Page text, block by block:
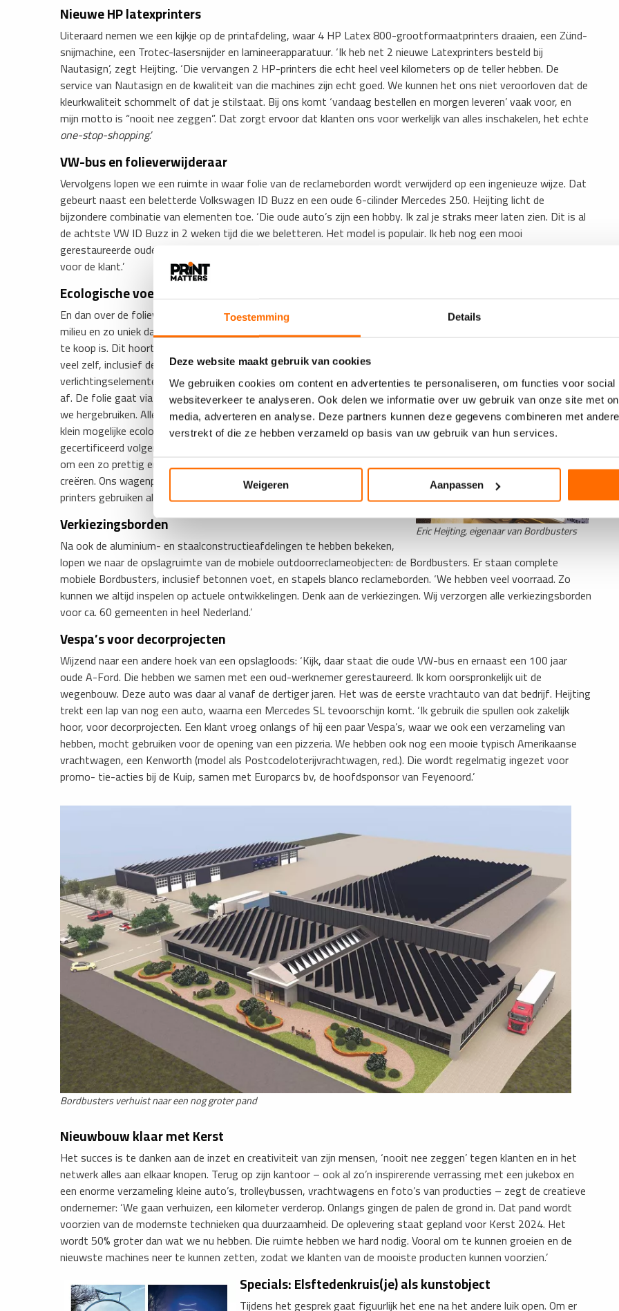
Toestemming Details
Deze website maakt gebruik van cookies
We gebruiken cookies om content en advertenties te personaliseren, om functies voor
websiteverkeer te analyseren. Ook delen we informatie over uw gebruik van onze site met
media, adverteren en analyse. Deze partners kunnen deze gegevens combineren met
verstrekt of die ze hebben verzameld op basis van uw gebruik van hun services.
Weigeren Aanpassen
Nieuwe HP latexprinters
Uiteraard nemen we een kijkje op de printafdeling, waar 4 HP Latex 800-grootformaatprinters draaien, een Zünd-
snijmachine, een Trotec-lasersnijder en lamineerapparatuur. ‘Ik heb net 2 nieuwe Latexprinters besteld bij
Nautasign’, zegt Heijting. ‘Die vervangen 2 HP-printers die echt heel veel kilometers op de teller hebben. De
service van Nautasign en de kwaliteit van die machines zijn echt goed. We kunnen het ons niet veroorloven dat de
kleurkwaliteit schommelt of dat je stilstaat. Bij ons komt ‘vandaag bestellen en morgen leveren’ vaak voor, en
mijn motto is “nooit nee zeggen”. Dat zorgt ervoor dat klanten ons voor werkelijk van alles inschakelen, het echte
one-stop-shopping.’
VW-bus en folieverwijderaar
Vervolgens lopen we een ruimte in waar folie van de reclameborden wordt verwijderd op een ingenieuze wijze. Dat
gebeurt naast een beletterde Volkswagen ID Buzz en een oude 6-cilinder Mercedes 250. Heijting licht de
bijzondere combinatie van elementen toe. ‘Die oude auto’s zijn een hobby. Ik zal je straks meer laten zien. Dit is al
de achtste VW ID Buzz in 2 weken tijd die we beletteren. Het model is populair. Ik heb nog een mooi
gerestaureerde oude VW T1-bus. Die zetten we er straks naast voor een foto. Dat contrast is een leuk plaatje
voor de klant.’
Eric Heijting, eigenaar van Bordbusters
Ecologische voetafdruk
En dan over de folieverwijderaar: ‘Zelf bedacht en gemaakt. Goed voor het
milieu en zo uniek dat we het zelf gerealiseerd hebben, omdat het nergens
te koop is. Dit hoort bij het “nooit nee zeggen”. In ons bedrijf maken we
veel zelf, inclusief de aluminium- en staalconstructies en elektronica voor
verlichtingselementen. Die “verwijderaar” trekt de folie weer van de platen
af. De folie gaat via Nautasign naar een recyclingbedrijf en de platen kunnen
we hergebruiken. Allemaal in het kader van duurzaamheid. We willen een zo
klein mogelijke ecologische voetafdruk achterlaten. Zo zijn we ook
gecertificeerd volgens de CO2-prestatieladder trede 3. We doen er alles aan
om een zo prettig en veilig mogelijke werkomgeving voor onze mensen te
creëren. Ons wagenpark voldoet aan de strengste milieueisen en onze
printers gebruiken alleen inkten op waterbasis.’
Verkiezingsborden
Na ook de aluminium- en staalconstructieafdelingen te hebben bekeken,
lopen we naar de opslagruimte van de mobiele outdoorreclameobjecten: de Bordbusters. Er staan complete
mobiele Bordbusters, inclusief betonnen voet, en stapels blanco reclameborden. ‘We hebben veel voorraad. Zo
kunnen we altijd inspelen op actuele ontwikkelingen. Denk aan de verkiezingen. Wij verzorgen alle verkiezingsborden
voor ca. 60 gemeenten in heel Nederland.’
Vespa’s voor decorprojecten
Wijzend naar een andere hoek van een opslagloods: ‘Kijk, daar staat die oude VW-bus en ernaast een 100 jaar
oude A-Ford. Die hebben we samen met een oud-werknemer gerestaureerd. Ik kom oorspronkelijk uit de
wegenbouw. Deze auto was daar al vanaf de dertiger jaren. Het was de eerste vrachtauto van dat bedrijf. Heijting
trekt een lap van nog een auto, waarna een Mercedes SL tevoorschijn komt. ‘Ik gebruik die spullen ook zakelijk
hoor, voor decorprojecten. Een klant vroeg onlangs of hij een paar Vespa’s, waar we ook een verzameling van
hebben, mocht gebruiken voor de opening van een pizzeria. We hebben ook nog een mooie typisch Amerikaanse
vrachtwagen, een Kenworth (model als Postcodeloterijvrachtwagen, red.). Die wordt regelmatig ingezet voor
promo- tie-acties bij de Kuip, samen met Europarcs bv, de hoofdsponsor van Feyenoord.’
Bordbusters verhuist naar een nog groter pand
Nieuwbouw klaar met Kerst
Het succes is te danken aan de inzet en creativiteit van zijn mensen, ‘nooit nee zeggen’ tegen klanten en in het
netwerk alles aan elkaar knopen. Terug op zijn kantoor – ook al zo’n inspirerende verrassing met een jukebox en
een enorme verzameling kleine auto’s, trolleybussen, vrachtwagens en foto’s van producties – zegt de creatieve
ondernemer: ‘We gaan verhuizen, een kilometer verderop. Onlangs gingen de palen de grond in. Dat pand wordt
voorzien van de modernste technieken qua duurzaamheid. De oplevering staat gepland voor Kerst 2024. Het
wordt 50% groter dan wat we nu hebben. Die ruimte hebben we hard nodig. Vooral om te kunnen groeien en de
nieuwste machines neer te kunnen zetten, zodat we klanten van de mooiste producten kunnen voorzien.’
Specials: Elsftedenkruis(je) als kunstobject
Tijdens het gesprek gaat figuurlijk het ene na het andere luik open. Om er